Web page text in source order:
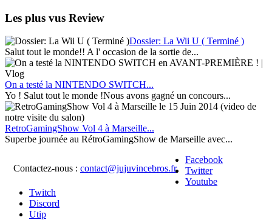
Les plus vus Review
Dossier: La Wii U ( Terminé )
Salut tout le monde!! A l' occasion de la sortie de...
On a testé la NINTENDO SWITCH...
Yo ! Salut tout le monde !Nous avons gagné un concours...
RetroGamingShow Vol 4 à Marseille...
Superbe journée au RétroGamingShow de Marseille avec...
Contactez-nous : contact@jujuvincebros.fr
Facebook
Twitter
Youtube
Twitch
Discord
Utip